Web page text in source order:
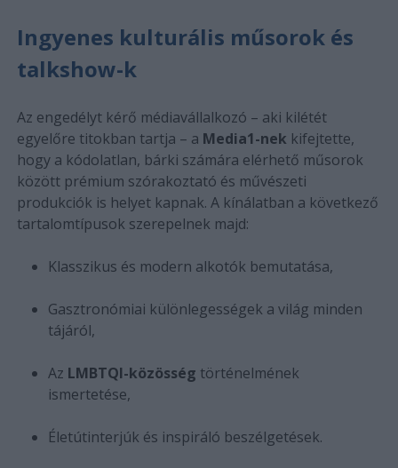
Ingyenes kulturális műsorok és
talkshow-k
Az engedélyt kérő médiavállalkozó – aki kilétét
egyelőre titokban tartja – a Media1-nek kifejtette,
hogy a kódolatlan, bárki számára elérhető műsorok
között prémium szórakoztató és művészeti
produkciók is helyet kapnak. A kínálatban a következő
tartalomtípusok szerepelnek majd:
Klasszikus és modern alkotók bemutatása,
Gasztronómiai különlegességek a világ minden
tájáról,
Az LMBTQI-közösség történelmének
ismertetése,
Életútinterjúk és inspiráló beszélgetések.